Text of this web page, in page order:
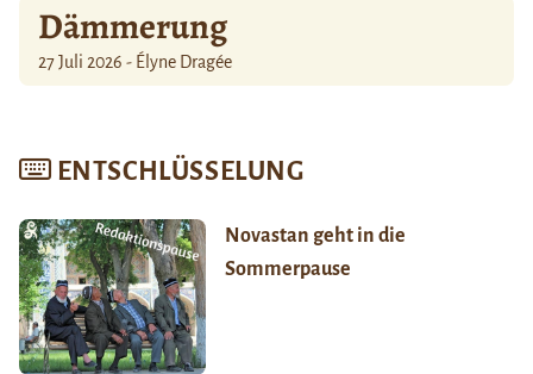
Dämmerung
27 Juli 2026 - Élyne Dragée
ENTSCHLÜSSELUNG
Novastan geht in die
Sommerpause